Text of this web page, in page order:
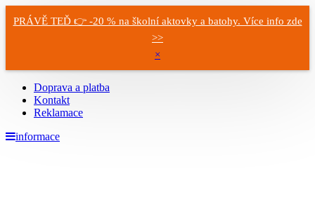
PRÁVĚ TEĎ 👉 -20 % na školní aktovky a batohy. Více info zde
>>
×
Doprava a platba
Kontakt
Reklamace
informace